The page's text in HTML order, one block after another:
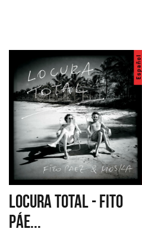
LOCURA TOTAL - FITO
PÁE...